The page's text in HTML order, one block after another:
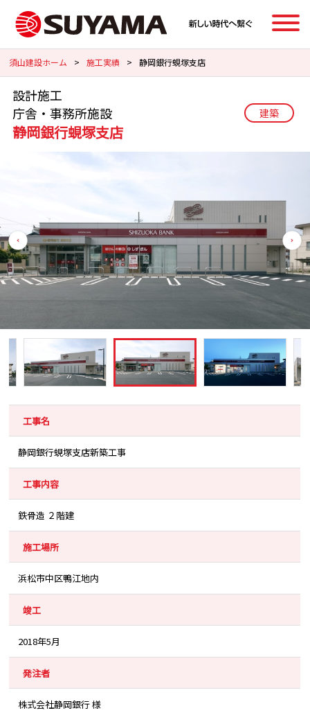
須山建設ホーム > 施工実績 > 静岡銀行蜆塚支店
設計施工
庁舎・事務所施設
静岡銀行蜆塚支店
建築
工事名
静岡銀行蜆塚支店新築工事
工事内容
鉄骨造 ２階建
施工場所
浜松市中区鴨江地内
竣工
2018年5月
発注者
株式会社静岡銀行 様